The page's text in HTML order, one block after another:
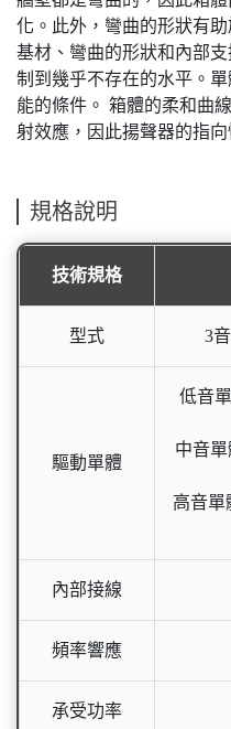
化。此外，彎曲的形狀有
基材、彎曲的形狀和內部
制到幾乎不存在的水平。
能的條件。 箱體的柔和曲
射效應，因此揚聲器的指
規格說明
技術規格
型式 3
驅動單體
低音
中音單
高音單
內部接線
頻率響應
承受功率